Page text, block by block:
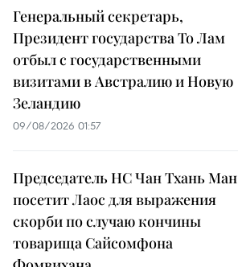
Генеральный секретарь,
Президент государства То Лам
отбыл с государственными
визитами в Австралию и Новую
Зеландию
09/08/2026 01:57
Председатель НС Чан Тхань Ман
посетит Лаос для выражения
скорби по случаю кончины
товарища Сайсомфона